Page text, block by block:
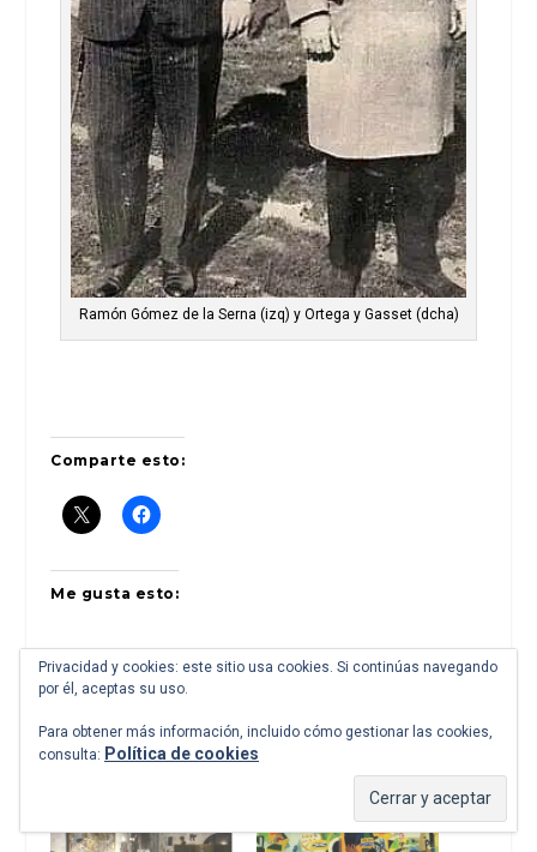
Ramón Gómez de la Serna (izq) y Ortega y Gasset (dcha)
Comparte esto:
Me gusta esto:
Relacionado
Privacidad y cookies: este sitio usa cookies. Si continúas navegando
por él, aceptas su uso.
Para obtener más información, incluido cómo gestionar las cookies,
consulta: Política de cookies